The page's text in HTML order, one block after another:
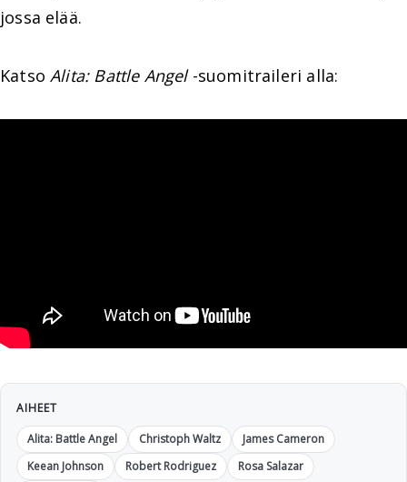
jossa elää.
KatsoAlita: Battle Angel-suomitraileri alla:
AIHEET
Alita: Battle Angel
Christoph Waltz
James Cameron
Keean Johnson
Robert Rodriguez Rosa Salazar